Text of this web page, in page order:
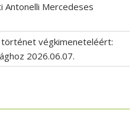
Antonelli Mercedeses
végkimeneteléért:
2026.06.07.